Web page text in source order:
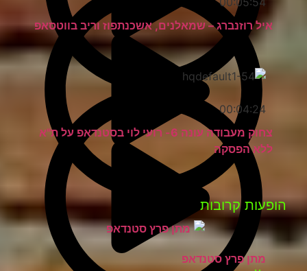
איל רוזנברג – שמאלנים, אשכנתפוז וריב בווטסאפ
00:04:24
צחוק מעבודה עונה 6- רועי לוי בסטנדאפ על ת"א
ללא הפסקה
הופעות קרובות
מתן פרץ סטנדאפ